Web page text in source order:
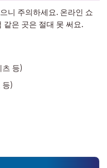
니 주의하세요. 온라인 쇼
같은 곳은 절대 못 써요.
등)
)